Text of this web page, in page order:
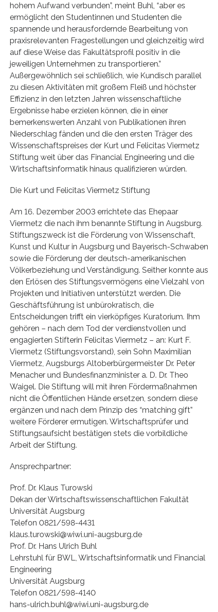
hohem Aufwand verbunden”, meint Buhl, “aber es
ermöglicht den Studentinnen und Studenten die
spannende und herausfordernde Bearbeitung von
praxisrelevanten Fragestellungen und gleichzeitig wird
auf diese Weise das Fakultätsprofil positiv in die
jeweiligen Unternehmen zu transportieren.”
Außergewöhnlich sei schließlich, wie Kundisch parallel
zu diesen Aktivitäten mit großem Fleiß und höchster
Effizienz in den letzten Jahren wissenschaftliche
Ergebnisse habe erzielen können, die in einer
bemerkenswerten Anzahl von Publikationen ihren
Niederschlag fänden und die den ersten Träger des
Wissenschaftspreises der Kurt und Felicitas Viermetz
Stiftung weit über das Financial Engineering und die
Wirtschaftsinformatik hinaus qualifizieren würden.
Die Kurt und Felicitas Viermetz Stiftung
Am 16. Dezember 2003 errichtete das Ehepaar
Viermetz die nach ihm benannte Stiftung in Augsburg.
Stiftungszweck ist die Förderung von Wissenschaft,
Kunst und Kultur in Augsburg und Bayerisch-Schwaben
sowie die Förderung der deutsch-amerikanischen
Völkerbeziehung und Verständigung. Seither konnte aus
den Erlösen des Stiftungsvermögens eine Vielzahl von
Projekten und Initiativen unterstützt werden. Die
Geschäftsführung ist unbürokratisch, die
Entscheidungen trifft ein vierköpfiges Kuratorium. Ihm
gehören – nach dem Tod der verdienstvollen und
engagierten Stifterin Felicitas Viermetz – an: Kurt F.
Viermetz (Stiftungsvorstand), sein Sohn Maximilian
Viermetz, Augsburgs Altoberbürgermeister Dr. Peter
Menacher und Bundesfinanzminister a. D. Dr. Theo
Waigel. Die Stiftung will mit ihren Fördermaßnahmen
nicht die Öffentlichen Hände ersetzen, sondern diese
ergänzen und nach dem Prinzip des “matching gift”
weitere Förderer ermutigen. Wirtschaftsprüfer und
Stiftungsaufsicht bestätigen stets die vorbildliche
Arbeit der Stiftung.
Ansprechpartner:
Prof. Dr. Klaus Turowski
Dekan der Wirtschaftswissenschaftlichen Fakultät
Universität Augsburg
Telefon 0821/598-4431
klaus.turowski@wiwi.uni-augsburg.de
Prof. Dr. Hans Ulrich Buhl
Lehrstuhl für BWL, Wirtschaftsinformatik und Financial
Engineering
Universität Augsburg
Telefon 0821/598-4140
hans-ulrich.buhl@wiwi.uni-augsburg.de